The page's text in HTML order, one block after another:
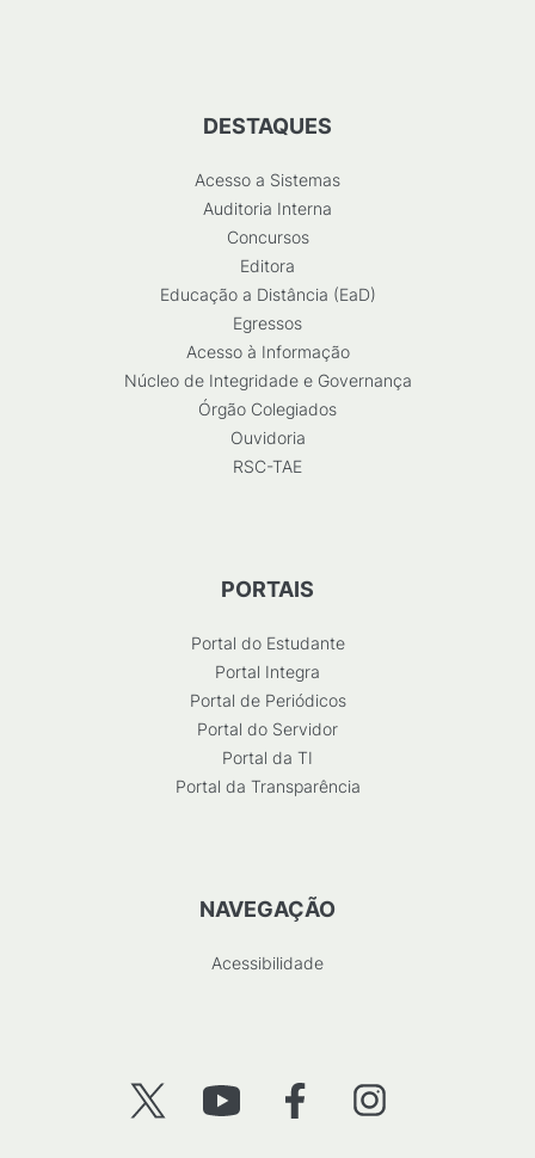
DESTAQUES
Acesso a Sistemas
Auditoria Interna
Concursos
Editora
Educação a Distância (EaD)
Egressos
Acesso à Informação
Núcleo de Integridade e Governança
Órgão Colegiados
Ouvidoria
RSC-TAE
PORTAIS
Portal do Estudante
Portal Integra
Portal de Periódicos
Portal do Servidor
Portal da TI
Portal da Transparência
NAVEGAÇÃO
Acessibilidade